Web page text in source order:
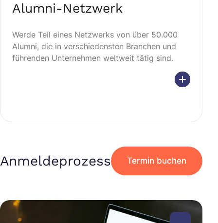
Alumni-Netzwerk
Werde Teil eines Netzwerks von über 50.000
Alumni, die in verschiedensten Branchen und
führenden Unternehmen weltweit tätig sind.
Anmeldeprozess Termin buchen